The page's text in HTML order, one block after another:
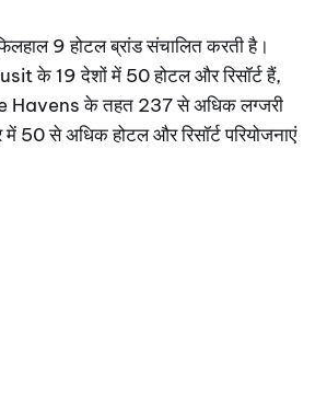
9 होटल ब्रांड संचालित करती है।
के 19 देशों में 50 होटल और रिसॉर्ट हैं,
Havens के तहत 237 से अधिक लग्जरी
में 50 से अधिक होटल और रिसॉर्ट परियोजनाएं